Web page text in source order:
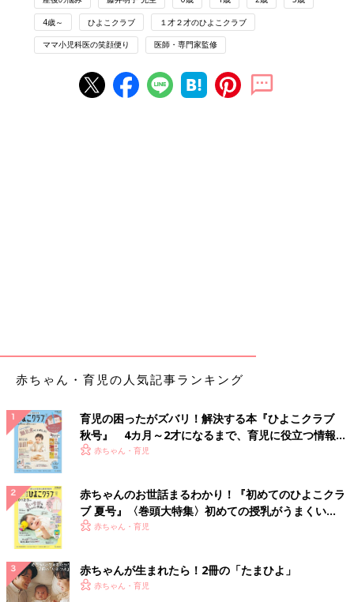
私が長女を出産したのは医師になって5年目のときです。
日も夕方まで勤務をしていたので、体力と気力はあるほうだと思
っていました。
「頑張れば成果がついてくる」と、自分自身を追い
小児科医とはいえ、医学は勉強してきたものの、育児は初めて。
わからないこともたくさんありました。
家での過ごし方、洋服の組み合わせ、おもちゃの選び方など、ま
ったくわかりませんでした。
長女は、乳児湿疹が顔全体に出たことがあったのですが、わが子
の湿疹となると心配でたまらなく、湿疹がよくなるようにスキン
ケアを必死で頑張りました。
湿疹ひとつでも、「よくならないのは私のスキンケアが悪いせ
い」、「母乳がいけないのではないか」、「肌着がいけないの
4歳～ ひよこクラブ １才２才のひよこクラブ
ママ小児科医の笑顔便り 医師・専門家監修
赤ちゃん・育児の人気記事ランキング
育児の困ったがズバリ！解決する本『ひよこクラブ
秋号』 4カ月～2才になるまで、育児に役立つ情報が
いっぱい！
赤ちゃん・育児
赤ちゃんのお世話まるわかり！『初めてのひよこクラ
ブ 夏号』〈巻頭大特集〉初めての授乳がうまくい
く！ おっぱい・ミルクの基本と夏のトラブル 解決テ
赤ちゃん・育児
赤ちゃんが生まれたら！2冊の「たまひよ」
赤ちゃん・育児